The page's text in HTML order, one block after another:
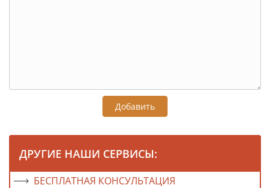
Добавить
ДРУГИЕ НАШИ СЕРВИСЫ:
БЕСПЛАТНАЯ КОНСУЛЬТАЦИЯ